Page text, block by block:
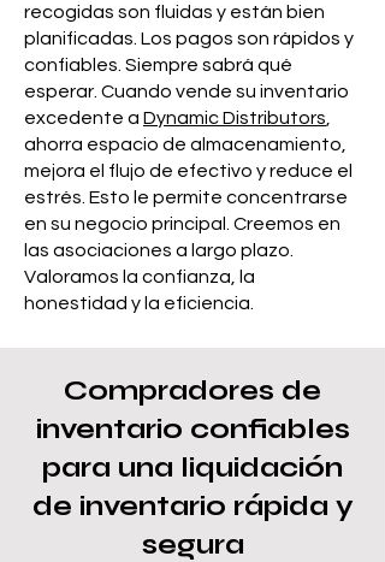
recogidas son fluidas y están bien
planificadas. Los pagos son rápidos y
confiables. Siempre sabrá qué
esperar. Cuando vende su inventario
excedente a Dynamic Distributors
ahorra espacio de almacenamiento,
mejora el flujo de efectivo y reduce el
estrés. Esto le permite concentrarse
en su negocio principal. Creemos en
las asociaciones a largo plazo.
Valoramos la confianza, la
honestidad y la eficiencia.
Compradores de
inventario confiables
para una liquidación
de inventario rápida y
segura